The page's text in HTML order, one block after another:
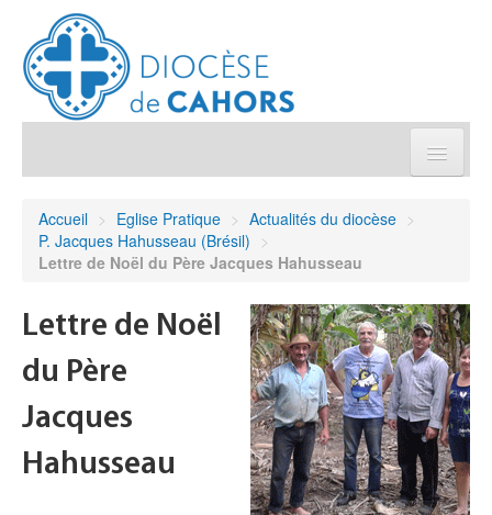
Démarches et sacrements
Sanctuaires & Pélerinages
Agenda diocésain
Je donne
Accueil > Eglise Pratique > Actualités du diocèse >
P. Jacques Hahusseau (Brésil) >
Lettre de Noël du Père Jacques Hahusseau
Lettre de Noël
du Père
Jacques
Hahusseau